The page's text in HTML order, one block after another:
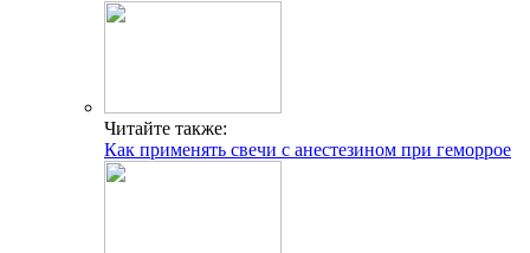
Читайте также:
Как применять свечи с анестезином при геморрое